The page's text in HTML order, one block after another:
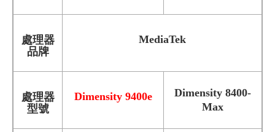
處理器
品牌
MediaTek
處理器
型號
Dimensity 9400e
Dimensity 8400-
Max